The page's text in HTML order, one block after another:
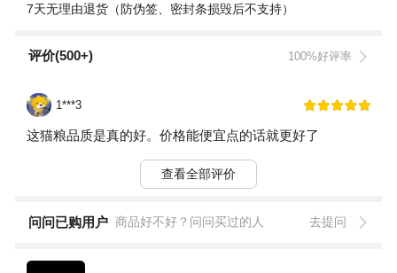
7天无理由退货（防伪签、密封条损毁后不支持）
评价(500+) 100%好评率
1***3
这猫粮品质是真的好。价格能便宜点的话就更好了
查看全部评价
问问已购用户 商品好不好？问问买过的人 去提问